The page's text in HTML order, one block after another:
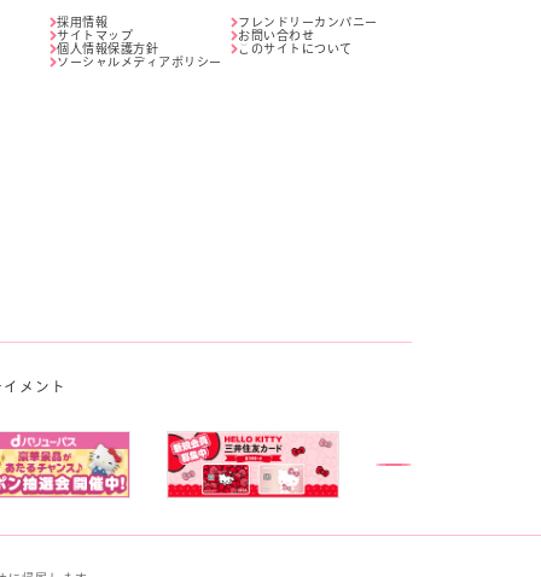
採用情報
フレンドリーカンパニー
サイトマップ
お問い合わせ
個人情報保護方針
このサイトについて
ソーシャルメディアポリシー
メント